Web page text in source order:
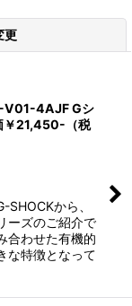
更
V01-4AJF Gシ
￥21,450-（税
SHOCKから、
ーズのご紹介で
合わせた有機的
な特徴となって